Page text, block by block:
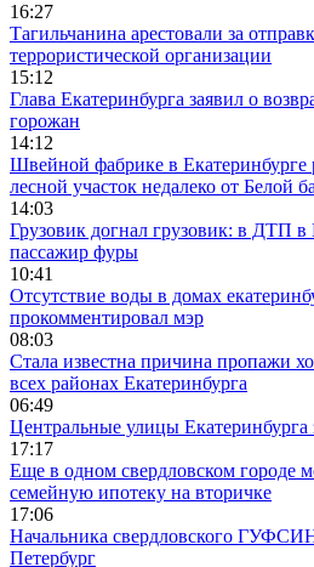
16:27
Тагильчанина арестовали за
террористической организации
15:12
Глава Екатеринбурга заявил о
горожан
14:12
Швейной фабрике в Екатеринбурге
лесной участок недалеко от Белой
14:03
Грузовик догнал грузовик: в ДТП в
пассажир фуры
10:41
Отсутствие воды в домах
прокомментировал мэр
08:03
Стала известна причина пропажи
всех районах Екатеринбурга
06:49
Центральные улицы Екатеринбурга
17:17
Еще в одном свердловском городе
семейную ипотеку на вторичке
17:06
Начальника свердловского
Петербург